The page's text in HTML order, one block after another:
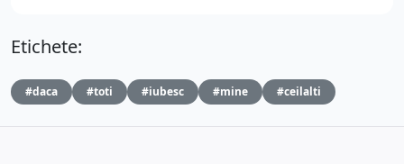
Etichete:
#daca #toti #iubesc #mine #ceilalti